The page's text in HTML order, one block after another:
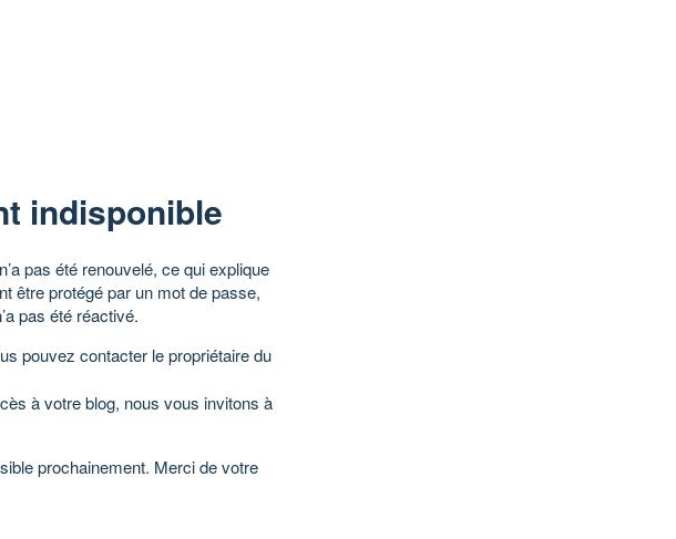
indisponible
pas été renouvelé, ce qui explique
être protégé par un mot de passe,
pas été réactivé.
pouvez contacter le propriétaire du
à votre blog, nous vous invitons à
prochainement. Merci de votre